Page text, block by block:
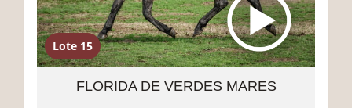
Lote 15
FLORIDA DE VERDES MARES